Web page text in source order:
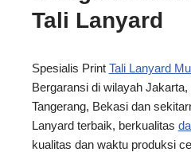
Tali Lanyard
Spesialis Print Tali Lanyard
Bergaransi di wilayah
Tangerang, Bekasi dan
Lanyard terbaik, berkualitas
kualitas dan waktu produksi